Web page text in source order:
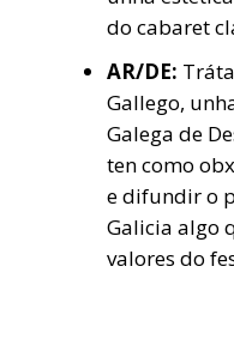
do cabaret
AR/DE:
Gallego,
Galega de
ten como
e difundir o
Galicia algo
valores do